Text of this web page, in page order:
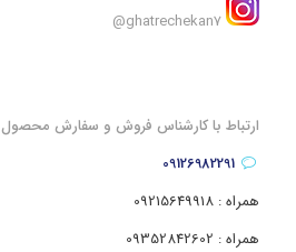
ghatrechekan7@
ارتباط با کارشناس فروش و سفارش محصول
09126982291
همراه : 09215649918
همراه : 09352842602